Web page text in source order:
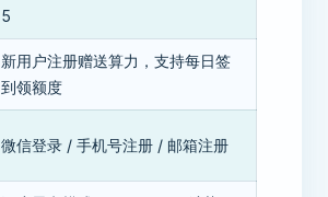
5
新用户注册赠送算力，支持每日签
到领额度
微信登录 / 手机号注册 / 邮箱注册